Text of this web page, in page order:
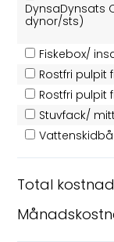
DynsaDynsats
dynor/sts)
Fiskebox/
Rostfri pulpit
Rostfri pulpit
Stuvfack/
Total